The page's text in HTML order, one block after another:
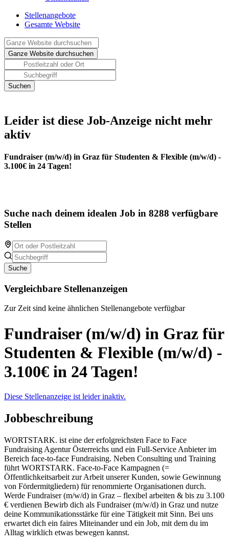
Stellenangebote
Gesamte Website
Leider ist diese Job-Anzeige nicht mehr
aktiv
Fundraiser (m/w/d) in Graz für Studenten & Flexible (m/w/d) -
3.100€ in 24 Tagen!
Suche nach deinem idealen Job in 8288 verfügbare
Stellen
Suche
Vergleichbare Stellenanzeigen
Zur Zeit sind keine ähnlichen Stellenangebote verfügbar
Fundraiser (m/w/d) in Graz für
Studenten & Flexible (m/w/d) -
3.100€ in 24 Tagen!
Diese Stellenanzeige ist leider inaktiv.
Jobbeschreibung
WORTSTARK. ist eine der erfolgreichsten Face to Face
Fundraising Agentur Österreichs und ein Full-Service Anbieter im
Bereich face-to-face Fundraising. Neben Consulting und Training
führt WORTSTARK. Face-to-Face Kampagnen (=
Öffentlichkeitsarbeit zur Arbeit unserer Kunden, sowie Gewinnung
von Fördermitgliedern) für renommierte Organisationen durch.
Werde Fundraiser (m/w/d) in Graz – flexibel arbeiten & bis zu 3.100
€ verdienen Bewirb dich als Fundraiser (m/w/d) in Graz und nutze
deine Kommunikationsstärke für eine Tätigkeit mit Sinn. Bei uns
erwartet dich ein faires Miteinander und ein Job, mit dem du im
Alltag wirklich etwas bewegen kannst.